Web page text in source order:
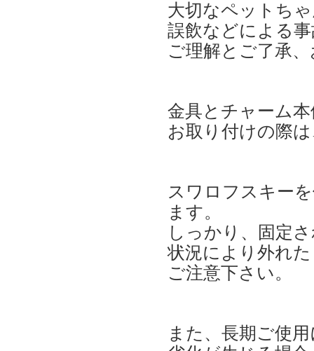
大切なペットち
誤飲などによる
ご理解とご了承
金具とチャーム
お取り付けの際
スワロフスキー
ます。
しっかり、固定
状況により外れ
ご注意下さい。
また、長期ご使